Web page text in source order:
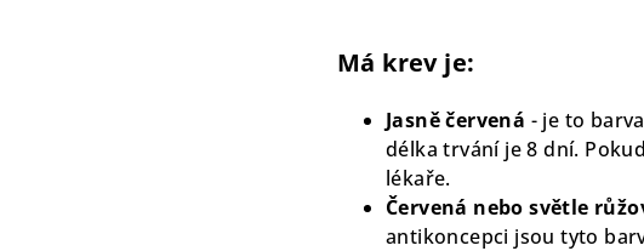
Má krev je:
Jasně červená - je to
délka trvání je 8 dní.
lékaře.
Červená nebo světle
antikoncepci jsou tyto